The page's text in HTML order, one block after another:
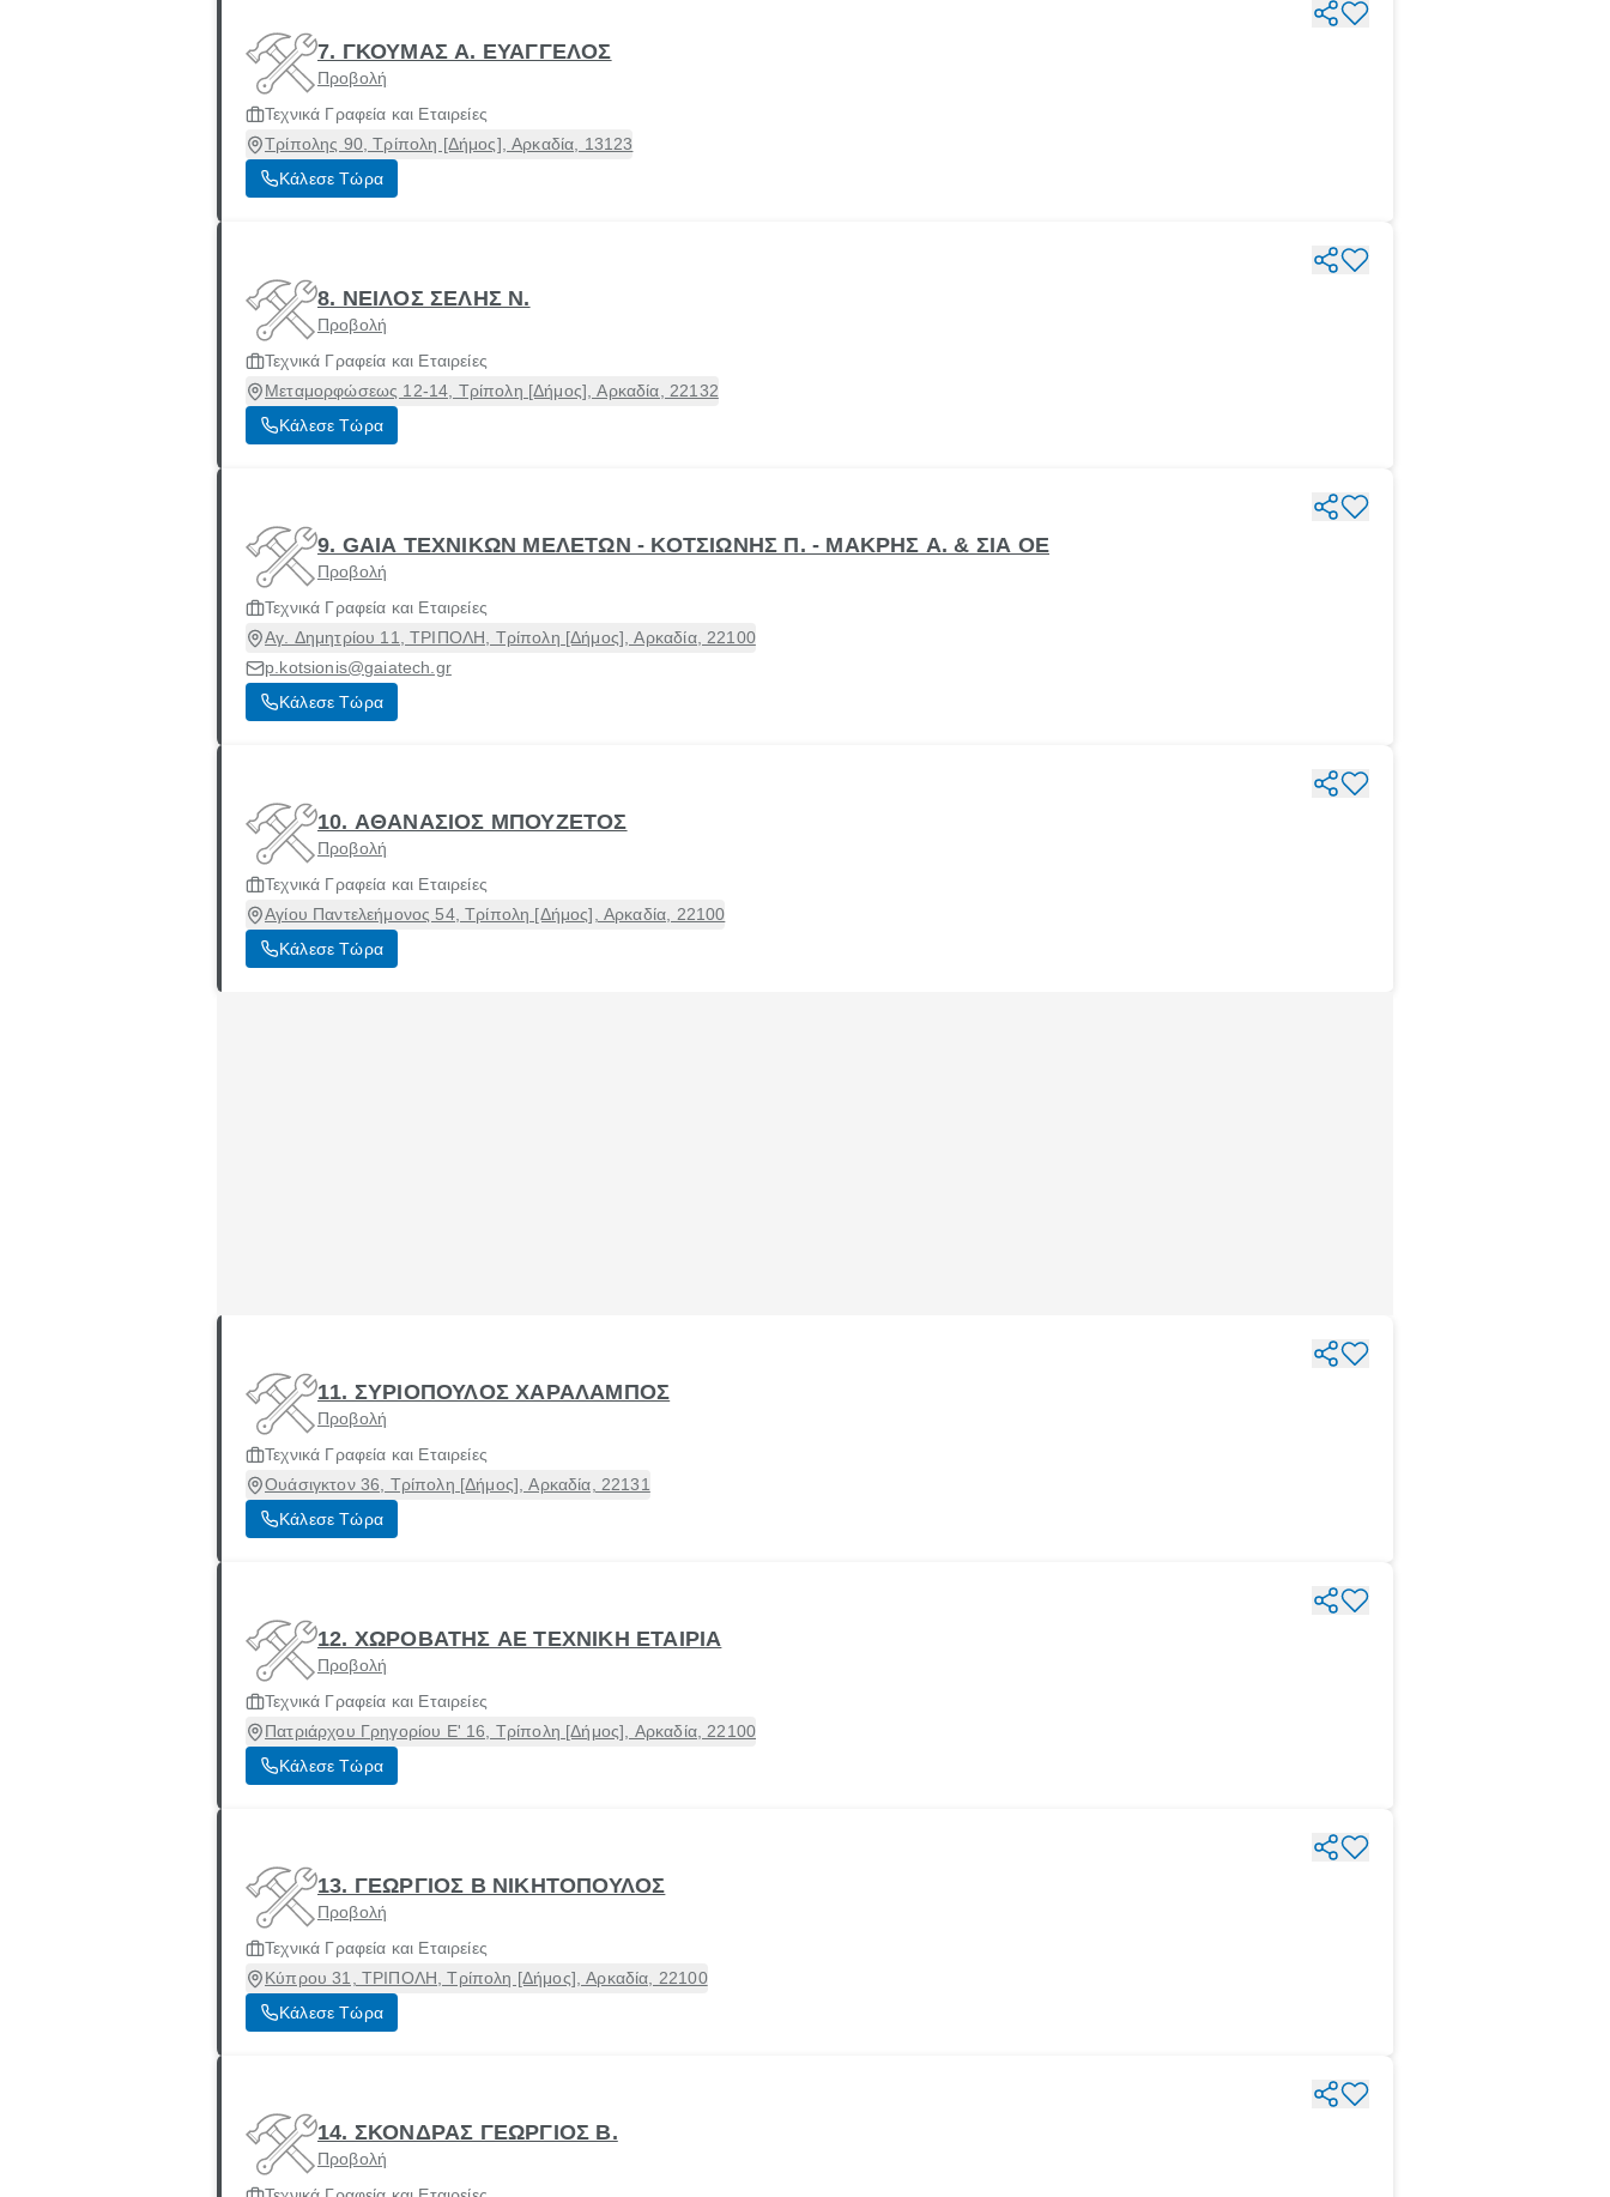
7. ΓΚΟΥΜΑΣ Α. ΕΥΑΓΓΕΛΟΣ
Προβολή
Τεχνικά Γραφεία και Εταιρείες
Τρίπολης 90, Τρίπολη [Δήμος], Αρκαδία, 13123
Κάλεσε Τώρα
8. ΝΕΙΛΟΣ ΣΕΛΗΣ Ν.
Προβολή
Τεχνικά Γραφεία και Εταιρείες
Μεταμορφώσεως 12-14, Τρίπολη [Δήμος], Αρκαδία, 22132
Κάλεσε Τώρα
9. GAIA ΤΕΧΝΙΚΩΝ ΜΕΛΕΤΩΝ - ΚΟΤΣΙΩΝΗΣ Π. - ΜΑΚΡΗΣ Α. & ΣΙΑ ΟΕ
Προβολή
Τεχνικά Γραφεία και Εταιρείες
Αγ. Δημητρίου 11, ΤΡΙΠΟΛΗ, Τρίπολη [Δήμος], Αρκαδία, 22100
p.kotsionis@gaiatech.gr
Κάλεσε Τώρα
10. ΑΘΑΝΑΣΙΟΣ ΜΠΟΥΖΕΤΟΣ
Προβολή
Τεχνικά Γραφεία και Εταιρείες
Αγίου Παντελεήμονος 54, Τρίπολη [Δήμος], Αρκαδία, 22100
Κάλεσε Τώρα
11. ΣΥΡΙΟΠΟΥΛΟΣ ΧΑΡΑΛΑΜΠΟΣ
Προβολή
Τεχνικά Γραφεία και Εταιρείες
Ουάσιγκτον 36, Τρίπολη [Δήμος], Αρκαδία, 22131
Κάλεσε Τώρα
12. ΧΩΡΟΒΑΤΗΣ ΑΕ ΤΕΧΝΙΚΗ ΕΤΑΙΡΙΑ
Προβολή
Τεχνικά Γραφεία και Εταιρείες
Πατριάρχου Γρηγορίου Ε' 16, Τρίπολη [Δήμος], Αρκαδία, 22100
Κάλεσε Τώρα
13. ΓΕΩΡΓΙΟΣ Β ΝΙΚΗΤΟΠΟΥΛΟΣ
Προβολή
Τεχνικά Γραφεία και Εταιρείες
Κύπρου 31, ΤΡΙΠΟΛΗ, Τρίπολη [Δήμος], Αρκαδία, 22100
Κάλεσε Τώρα
14. ΣΚΟΝΔΡΑΣ ΓΕΩΡΓΙΟΣ Β.
Προβολή